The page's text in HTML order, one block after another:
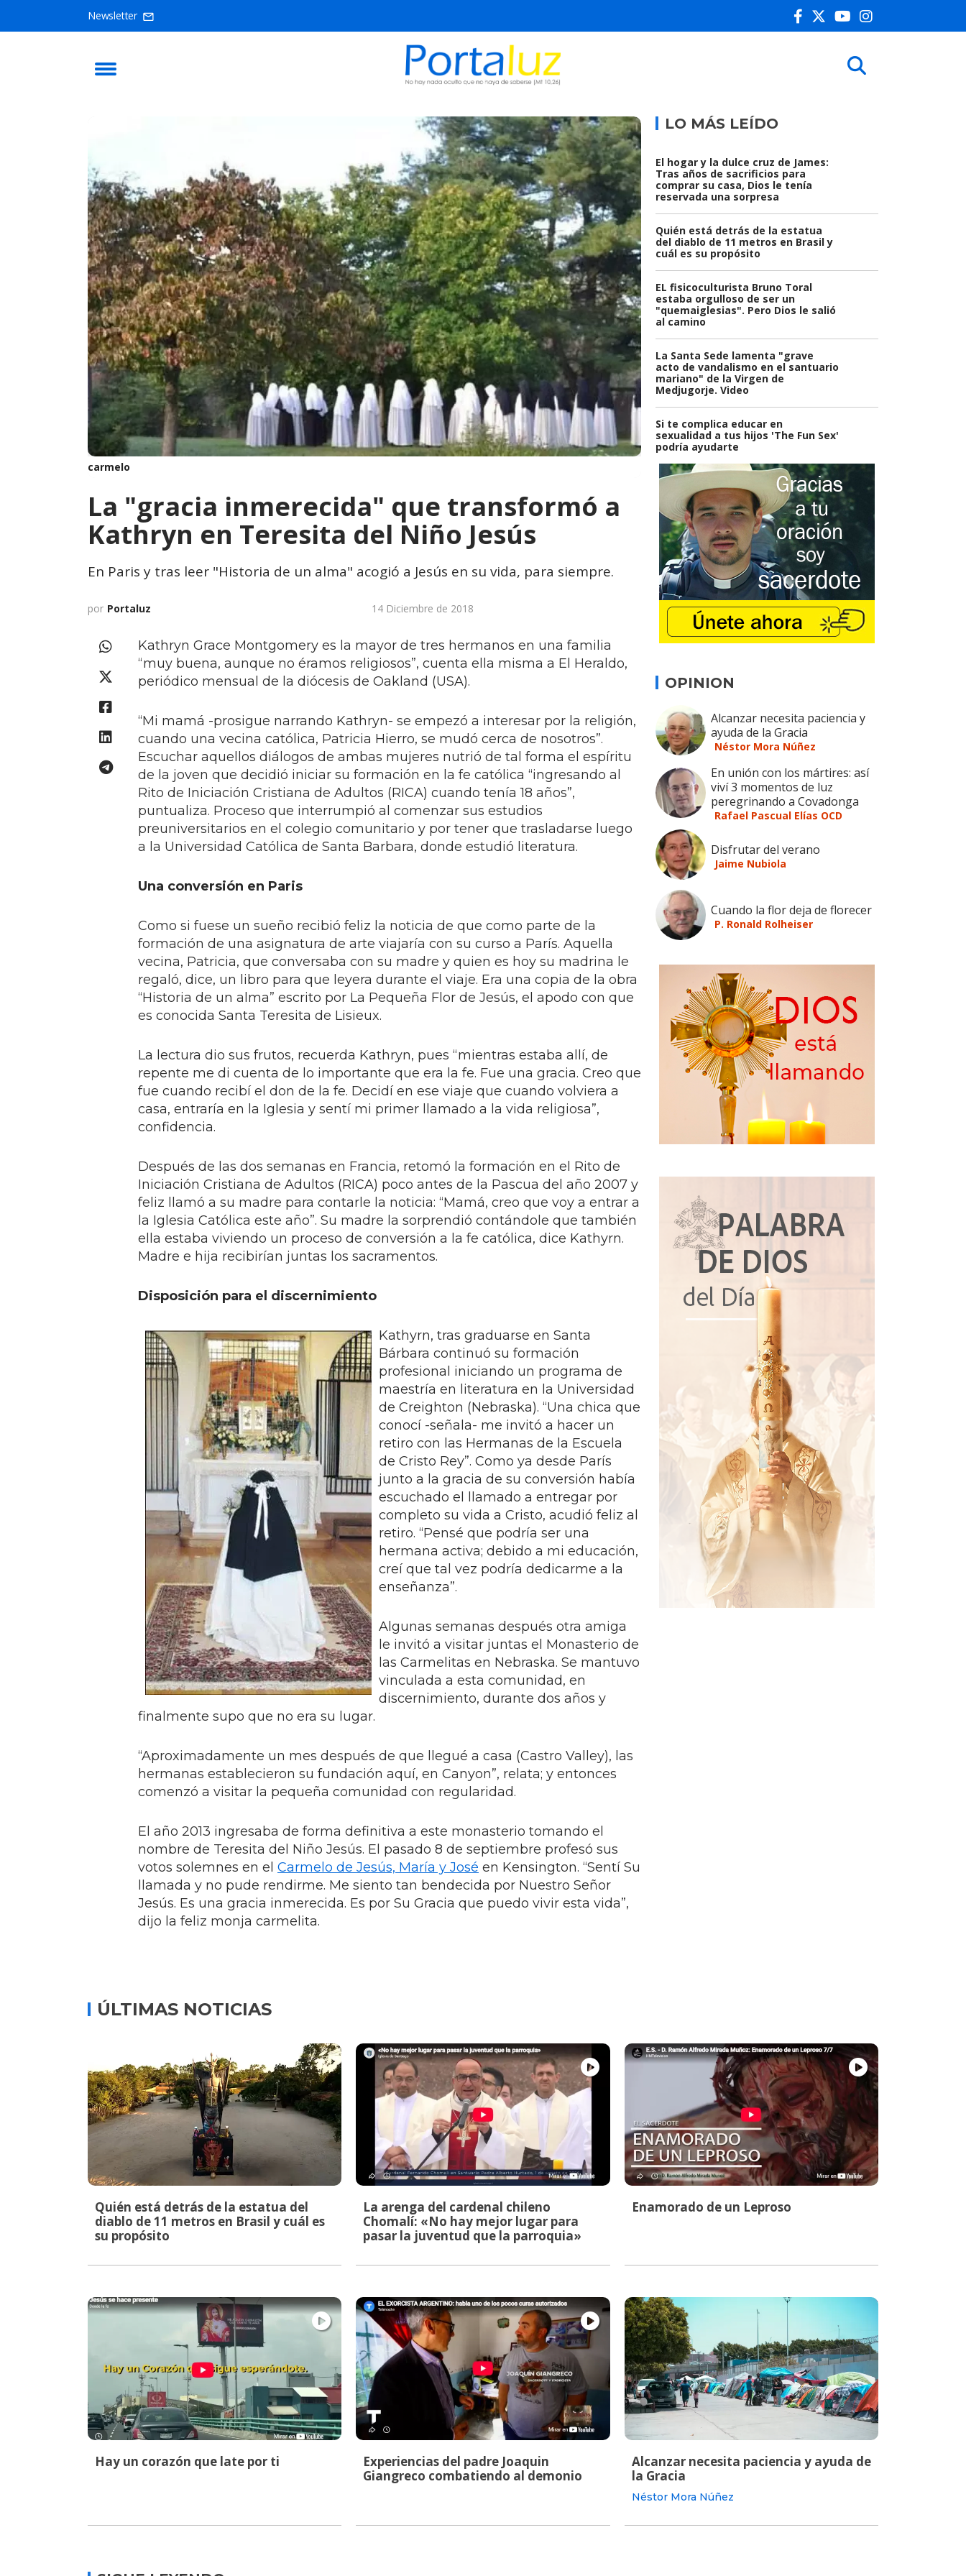
Newsletter
carmelo
La "gracia inmerecida" que transformó a
Kathryn en Teresita del Niño Jesús
En Paris y tras leer "Historia de un alma" acogió a Jesús en su vida, para siempre.
por Portaluz 14 Diciembre de 2018
Kathryn Grace Montgomery es la mayor de tres hermanos en una familia
“muy buena, aunque no éramos religiosos”, cuenta ella misma a El Heraldo,
periódico mensual de la diócesis de Oakland (USA).
“Mi mamá -prosigue narrando Kathryn- se empezó a interesar por la religión,
cuando una vecina católica, Patricia Hierro, se mudó cerca de nosotros”.
Escuchar aquellos diálogos de ambas mujeres nutrió de tal forma el espíritu
de la joven que decidió iniciar su formación en la fe católica “ingresando al
Rito de Iniciación Cristiana de Adultos (RICA) cuando tenía 18 años”,
puntualiza. Proceso que interrumpió al comenzar sus estudios
preuniversitarios en el colegio comunitario y por tener que trasladarse luego
a la Universidad Católica de Santa Barbara, donde estudió literatura.
Una conversión en Paris
Como si fuese un sueño recibió feliz la noticia de que como parte de la
formación de una asignatura de arte viajaría con su curso a París. Aquella
vecina, Patricia, que conversaba con su madre y quien es hoy su madrina le
regaló, dice, un libro para que leyera durante el viaje. Era una copia de la obra
“Historia de un alma” escrito por La Pequeña Flor de Jesús, el apodo con que
es conocida Santa Teresita de Lisieux.
La lectura dio sus frutos, recuerda Kathryn, pues “mientras estaba allí, de
repente me di cuenta de lo importante que era la fe. Fue una gracia. Creo que
fue cuando recibí el don de la fe. Decidí en ese viaje que cuando volviera a
casa, entraría en la Iglesia y sentí mi primer llamado a la vida religiosa”,
confidencia.
Después de las dos semanas en Francia, retomó la formación en el Rito de
Iniciación Cristiana de Adultos (RICA) poco antes de la Pascua del año 2007 y
feliz llamó a su madre para contarle la noticia: “Mamá, creo que voy a entrar a
la Iglesia Católica este año”. Su madre la sorprendió contándole que también
ella estaba viviendo un proceso de conversión a la fe católica, dice Kathyrn.
Madre e hija recibirían juntas los sacramentos.
Disposición para el discernimiento
Kathyrn, tras graduarse en Santa
Bárbara continuó su formación
profesional iniciando un programa de
maestría en literatura en la Universidad
de Creighton (Nebraska). “Una chica que
conocí -señala- me invitó a hacer un
retiro con las Hermanas de la Escuela
de Cristo Rey”. Como ya desde París
junto a la gracia de su conversión había
escuchado el llamado a entregar por
completo su vida a Cristo, acudió feliz al
retiro. “Pensé que podría ser una
hermana activa; debido a mi educación,
creí que tal vez podría dedicarme a la
enseñanza”.
Algunas semanas después otra amiga
le invitó a visitar juntas el Monasterio de
las Carmelitas en Nebraska. Se mantuvo
vinculada a esta comunidad, en
discernimiento, durante dos años y
finalmente supo que no era su lugar.
“Aproximadamente un mes después de que llegué a casa (Castro Valley), las
hermanas establecieron su fundación aquí, en Canyon”, relata; y entonces
comenzó a visitar la pequeña comunidad con regularidad.
El año 2013 ingresaba de forma definitiva a este monasterio tomando el
nombre de Teresita del Niño Jesús. El pasado 8 de septiembre profesó sus
votos solemnes en el Carmelo de Jesús, María y José en Kensington. “Sentí Su
llamada y no pude rendirme. Me siento tan bendecida por Nuestro Señor
Jesús. Es una gracia inmerecida. Es por Su Gracia que puedo vivir esta vida”,
dijo la feliz monja carmelita.
LO MÁS LEÍDO
El hogar y la dulce cruz de James:
Tras años de sacrificios para
comprar su casa, Dios le tenía
reservada una sorpresa
Quién está detrás de la estatua
del diablo de 11 metros en Brasil y
cuál es su propósito
EL fisicoculturista Bruno Toral
estaba orgulloso de ser un
"quemaiglesias". Pero Dios le salió
al camino
La Santa Sede lamenta "grave
acto de vandalismo en el santuario
mariano" de la Virgen de
Medjugorje. Video
Si te complica educar en
sexualidad a tus hijos 'The Fun Sex'
podría ayudarte
OPINION
Alcanzar necesita paciencia y
ayuda de la Gracia
Néstor Mora Núñez
En unión con los mártires: así
viví 3 momentos de luz
peregrinando a Covadonga
Rafael Pascual Elías OCD
Disfrutar del verano
Jaime Nubiola
Cuando la flor deja de florecer
P. Ronald Rolheiser
ÚLTIMAS NOTICIAS
Quién está detrás de la estatua del
diablo de 11 metros en Brasil y cuál es
su propósito
La arenga del cardenal chileno
Chomalí: «No hay mejor lugar para
pasar la juventud que la parroquia»
Enamorado de un Leproso
Hay un corazón que late por ti
Experiencias del padre Joaquin
Giangreco combatiendo al demonio
Alcanzar necesita paciencia y ayuda de
la Gracia
Néstor Mora Núñez